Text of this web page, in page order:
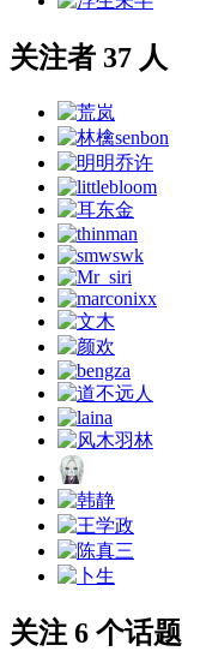
关注者 37 人
关注 6 个话题